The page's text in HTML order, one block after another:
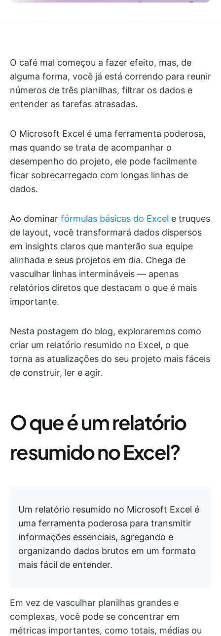
O café mal começou a fazer efeito, mas, de
alguma forma, você já está correndo para reunir
números de três planilhas, filtrar os dados e
entender as tarefas atrasadas.
O Microsoft Excel é uma ferramenta poderosa,
mas quando se trata de acompanhar o
desempenho do projeto, ele pode facilmente
ficar sobrecarregado com longas linhas de
dados.
Ao dominar fórmulas básicas do Excel e truques
de layout, você transformará dados dispersos
em insights claros que manterão sua equipe
alinhada e seus projetos em dia. Chega de
vasculhar linhas intermináveis — apenas
relatórios diretos que destacam o que é mais
importante.
Nesta postagem do blog, exploraremos como
criar um relatório resumido no Excel, o que
torna as atualizações do seu projeto mais fáceis
de construir, ler e agir.
O que é um relatório
resumido no Excel?
Um relatório resumido no Microsoft Excel é
uma ferramenta poderosa para transmitir
informações essenciais, agregando e
organizando dados brutos em um formato
mais fácil de entender.
Em vez de vasculhar planilhas grandes e
complexas, você pode se concentrar em
métricas importantes, como totais, médias ou